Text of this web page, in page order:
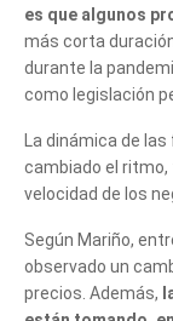
es que algunos
más corta
durante la
como legislación
La dinámica de
cambiado el
velocidad de los
Según Mariño,
observado un
precios. Además,